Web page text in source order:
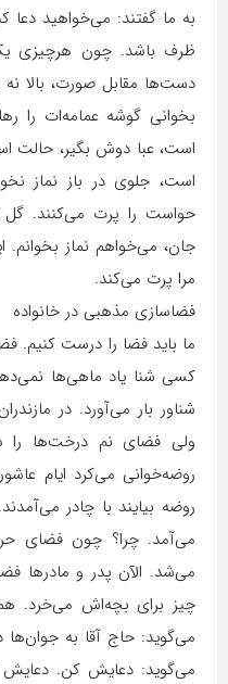
به ما گفتند: می‌خواهید دعا
ظرف باشد. چون هرچیزی
دست‌ها مقابل صورت، بالا نه
بخوانی گوشه عمامه‌ات را
است، عبا دوش بگیر، حالت
است، جلوی در باز نماز
حواست را پرت می‌کنند. گل
جان، می‌خواهم نماز
مرا پرت می‌کند.
فضاسازی مذهبی در خانواده
ما باید فضا را درست کنیم.
کسی شنا یاد ماهی‌ها
شناور بار می‌آورد. در
ولی فضای نم درخت‌ها را
روضه‌خوانی می‌کرد ایام
روضه بیایند با چادر
می‌آمد. چرا؟ چون فضای
می‌شد. الآن پدر و مادرها
چیز برای بچه‌اش می‌خرد.
می‌گوید: حاج آقا به
می‌گوید: دعایش کن. دعایش